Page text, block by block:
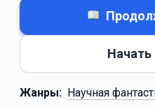
Начать
Жанры: Научная